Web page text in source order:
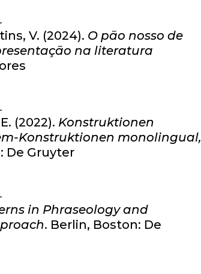
V. (2024). O pão nosso de
na literatura
(2022). Konstruktionen
Konstruktionen monolingual,
De Gruyter
in Phraseology and
. Berlin, Boston: De